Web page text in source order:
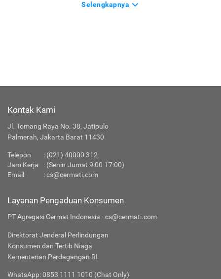
Selengkapnya
Kontak Kami
Jl. Tomang Raya No. 38, Jatipulo
Palmerah, Jakarta Barat 11430
Telepon : (021) 40000 312
Jam Kerja
: (Senin-Jumat 9:00-17:00)
Email
:cs@cermati.com
Layanan Pengaduan Konsumen
PT Agregasi Cermat Indonesia - cs@cermati.com
Direktorat Jenderal Perlindungan
Konsumen dan Tertib Niaga
Kementerian Perdagangan RI
WhatsApp: 0853 1111 1010 (Chat Only)